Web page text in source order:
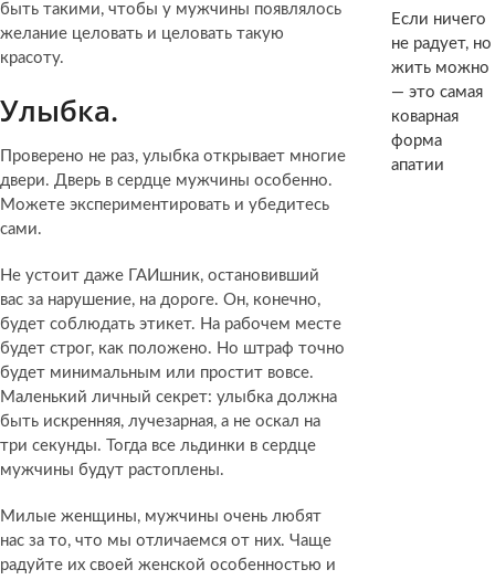
быть такими, чтобы у мужчины появлялось
желание целовать и целовать такую
красоту.
Улыбка.
Проверено не раз, улыбка открывает многие
двери. Дверь в сердце мужчины особенно.
Можете экспериментировать и убедитесь
сами.
Не устоит даже ГАИшник, остановивший
вас за нарушение, на дороге. Он, конечно,
будет соблюдать этикет. На рабочем месте
будет строг, как положено. Но штраф точно
будет минимальным или простит вовсе.
Маленький личный секрет: улыбка должна
быть искренняя, лучезарная, а не оскал на
три секунды. Тогда все льдинки в сердце
мужчины будут растоплены.
Милые женщины, мужчины очень любят
нас за то, что мы отличаемся от них. Чаще
радуйте их своей женской особенностью и
Если ничего
не радует, но
жить можно
— это самая
коварная
форма
апатии